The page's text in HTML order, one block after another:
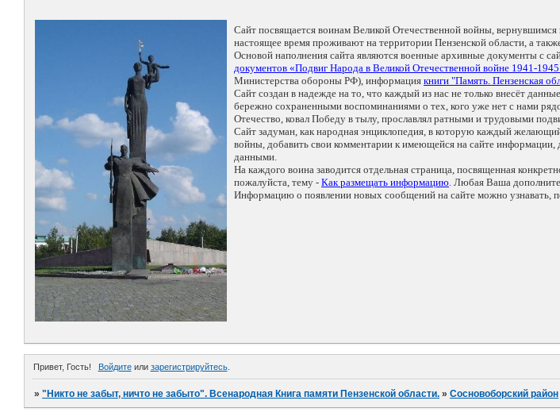
Сайт посвящается воинам Великой Отечественной войны,
настоящее время проживают на территории Пензенской области, а
Основой наполнения сайта являются военные архивные документы с
документов «Подвиг Народа в Великой Отечественной войне 1941-1945
Министерства обороны РФ), информация книги "Память. Пензенская
Сайт создан в надежде на то, что каждый из нас не только внесёт
бережно сохраненными воспоминаниями о тех, кого уже нет с нами
Отечество, ковал Победу в тылу, прославлял ратными и трудовыми
Сайт задуман, как народная энциклопедия, в которую каждый
войны, добавить свои комментарии к имеющейся на сайте
данными.
На каждого воина заводится отдельная страница, посвященная
пожалуйста, тему - Как размещать информацию. Любая Ваша
Информацию о появлении новых сообщений на сайте можно узнавать,
Привет, Гость! Войдитеили зарегистрируйтесь.
»"Никто не забыт, ничто не забыто". Всенародная Книга памяти Пензенской области. »Сосновоборский район